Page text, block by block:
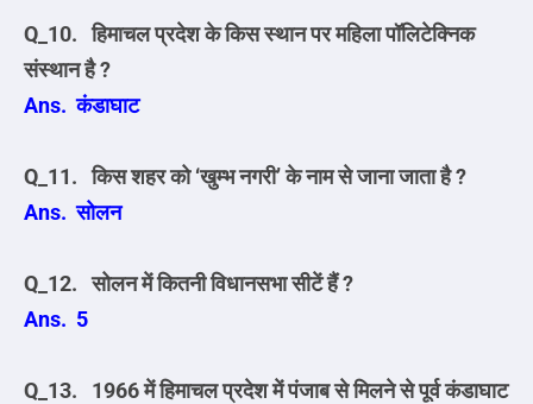
Q_10. हिमाचल प्रदेश के किस स्थान पर महिला पॉलिटेक्निक
संस्थान है ?
Ans. कंडाघाट
Q_11. किस शहर को ‘खुम्भ नगरी’ के नाम से जाना जाता है ?
Ans. सोलन
Q_12. सोलन में कितनी विधानसभा सीटें हैं ?
Ans. 5
Q_13. 1966 में हिमाचल प्रदेश में पंजाब से मिलने से पूर्व कंडाघाट